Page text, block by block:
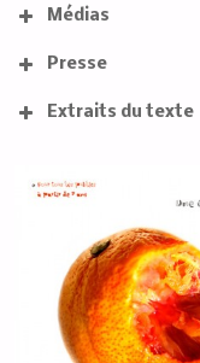
Médias
Presse
Extraits du texte